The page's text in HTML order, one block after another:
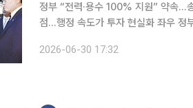
정부 “전력·용수 100% 지원” 약속…
점…행정 속도가 투자 현실화 좌우 정부가 서남권을 제2 반도체 생산거점으로 육성하겠다는 청사진
투자 선언만으로 반도체 클러스터가
2026-06-30 17:32